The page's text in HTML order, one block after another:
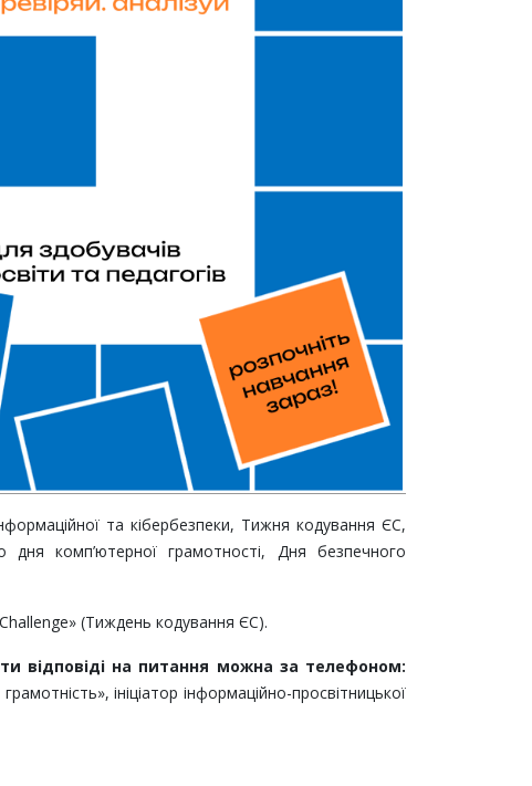
та кібербезпеки, Тижня кодування ЄС,
дня комп’ютерної грамотності, Дня безпечного
(Тиждень кодування ЄС).
відповіді на питання можна за телефоном:
ініціатор інформаційно-просвітницької